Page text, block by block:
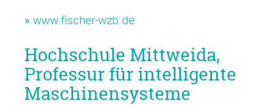
» www.fischer-wzb.de
Hochschule Mittweida,
Professur für intelligente
Maschinensysteme